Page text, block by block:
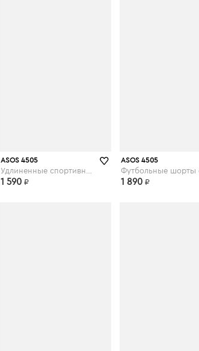
ASOS 4505
1 590 ₽
ASOS 4505
1 890 ₽